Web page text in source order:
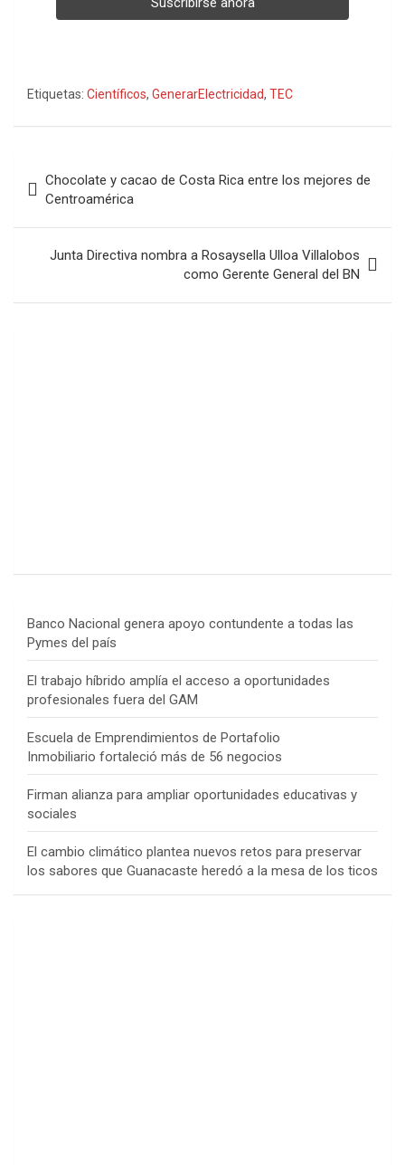
Etiquetas: Científicos, GenerarElectricidad, TEC
de
entradas
Chocolate y cacao de Costa Rica entre los mejores de
Centroamérica
Junta Directiva nombra a Rosaysella Ulloa Villalobos
como Gerente General del BN
Banco Nacional genera apoyo contundente a todas las
Pymes del país
El trabajo híbrido amplía el acceso a oportunidades
profesionales fuera del GAM
Escuela de Emprendimientos de Portafolio
Inmobiliario fortaleció más de 56 negocios
Firman alianza para ampliar oportunidades educativas y
sociales
El cambio climático plantea nuevos retos para preservar
los sabores que Guanacaste heredó a la mesa de los ticos